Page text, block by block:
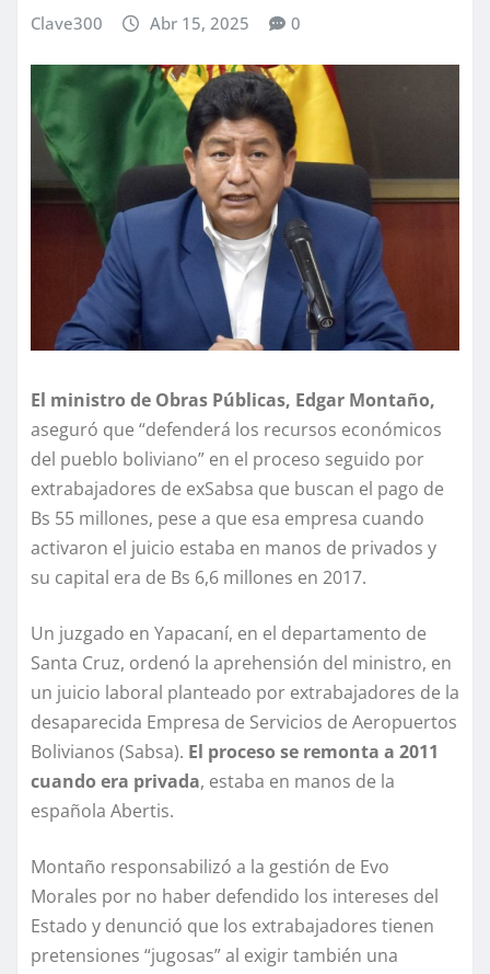
Clave300 Abr 15, 2025 0
El ministro de Obras Públicas, Edgar Montaño,
aseguró que “defenderá los recursos económicos
del pueblo boliviano” en el proceso seguido por
extrabajadores de exSabsa que buscan el pago de
Bs 55 millones, pese a que esa empresa cuando
activaron el juicio estaba en manos de privados y
su capital era de Bs 6,6 millones en 2017.
Un juzgado en Yapacaní, en el departamento de
Santa Cruz, ordenó la aprehensión del ministro, en
un juicio laboral planteado por extrabajadores de la
desaparecida Empresa de Servicios de Aeropuertos
Bolivianos (Sabsa). El proceso se remonta a 2011
cuando era privada, estaba en manos de la
española Abertis.
Montaño responsabilizó a la gestión de Evo
Morales por no haber defendido los intereses del
Estado y denunció que los extrabajadores tienen
pretensiones “jugosas” al exigir también una